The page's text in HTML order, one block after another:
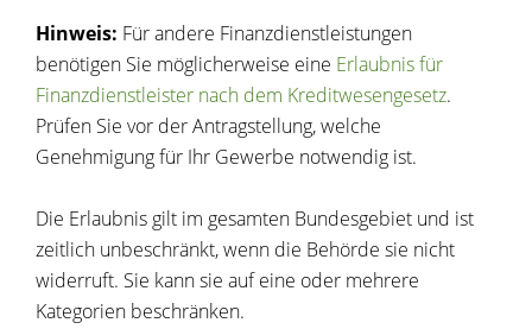
Hinweis: Für andere Finanzdienstleistungen
benötigen Sie möglicherweise eine Erlaubnis für
Finanzdienstleister nach dem Kreditwesengesetz.
Prüfen Sie vor der Antragstellung, welche
Genehmigung für Ihr Gewerbe notwendig ist.
Die Erlaubnis gilt im gesamten Bundesgebiet und ist
zeitlich unbeschränkt, wenn die Behörde sie nicht
widerruft. Sie kann sie auf eine oder mehrere
Kategorien beschränken.